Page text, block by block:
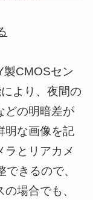
製CMOSセン
より、夜間の
どの明暗差が
明な画像を記
ラとリアカメ
きるので、
場合でも、